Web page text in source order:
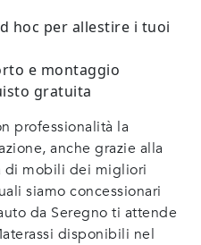
hoc per allestire i tuoi
e montaggio
gratuita
professionalità la
anche grazie alla
di mobili dei migliori
siamo concessionari
da Seregno ti attende
disponibili nel